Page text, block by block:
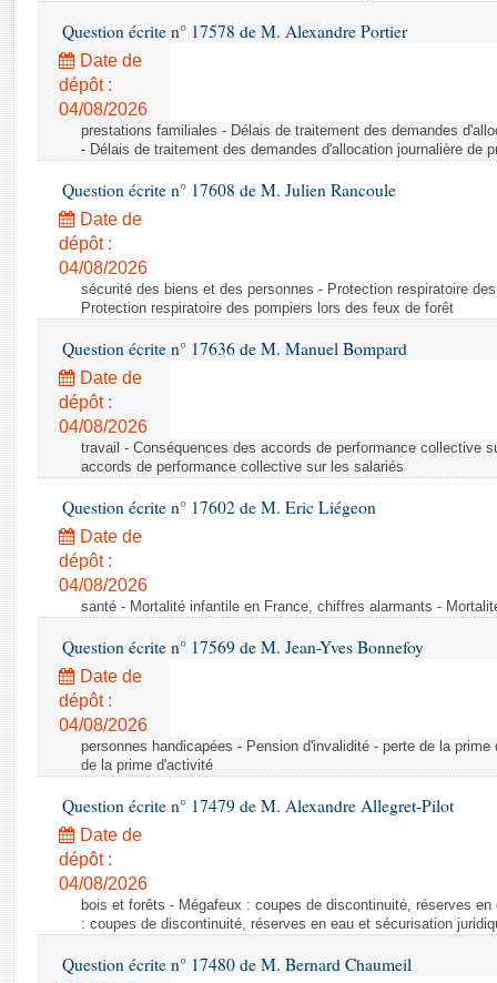
Rapports législatifs
Rapports sur l'application des lois
Baromètre de l’application des lois
Dossiers législatifs
Budget et sécurité sociale
Questions écrites et orales
Comptes rendus des débats
Question écrite n° 17578 de M. Alexandre Portier
Date de
dépôt :
04/08/2026
prestations familiales - Délais de traitement des demandes
- Délais de traitement des demandes d'allocation journalière de
Question écrite n° 17608 de M. Julien Rancoule
Date de
dépôt :
04/08/2026
sécurité des biens et des personnes - Protection respiratoire
Protection respiratoire des pompiers lors des feux de forêt
Question écrite n° 17636 de M. Manuel Bompard
Date de
dépôt :
04/08/2026
travail - Conséquences des accords de performance collective
accords de performance collective sur les salariés
Question écrite n° 17602 de M. Eric Liégeon
Date de
dépôt :
04/08/2026
santé - Mortalité infantile en France, chiffres alarmants -
Question écrite n° 17569 de M. Jean-Yves Bonnefoy
Date de
dépôt :
04/08/2026
personnes handicapées - Pension d'invalidité - perte de la
de la prime d'activité
Question écrite n° 17479 de M. Alexandre Allegret-Pilot
Date de
dépôt :
04/08/2026
bois et forêts - Mégafeux : coupes de discontinuité, réserves
: coupes de discontinuité, réserves en eau et sécurisation
Question écrite n° 17480 de M. Bernard Chaumeil